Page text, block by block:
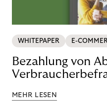
WHITEPAPER E-
Bezahlung von
MEHR LESEN